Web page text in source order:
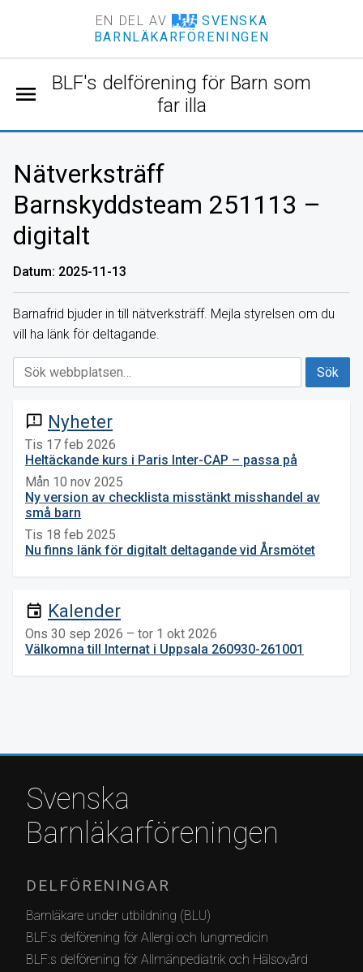
EN DEL AV
SVENSKA
BARNLÄKARFÖRENINGEN
BLF's delförening för Barn som
far illa
menu
Nätverksträff
Barnskyddsteam 251113 –
digitalt
Datum: 2025-11-13
Barnafrid bjuder in till nätverksträff. Mejla styrelsen om du
vill ha länk för deltagande.
announcement Nyheter
Tis 17 feb 2026
Heltäckande kurs i Paris Inter-CAP – passa på
Mån 10 nov 2025
Ny version av checklista misstänkt misshandel av
små barn
Tis 18 feb 2025
Nu finns länk för digitalt deltagande vid Årsmötet
event Kalender
Ons 30 sep 2026 – tor 1 okt 2026
Välkomna till Internat i Uppsala 260930-261001
Svenska
Barnläkarföreningen
DELFÖRENINGAR
Barnläkare under utbildning (BLU)
BLF:s delförening för Allergi och lungmedicin
BLF:s delförening för Allmänpediatrik och Hälsovård